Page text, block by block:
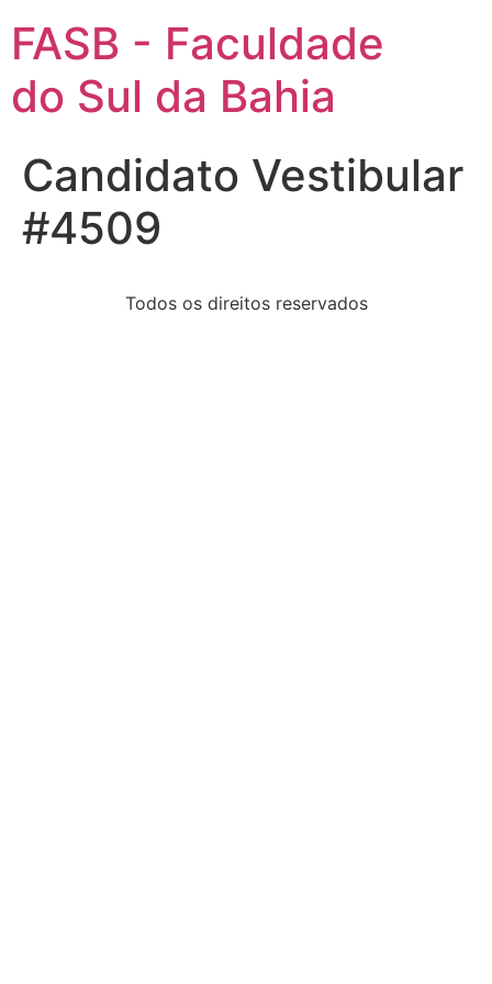
FASB - Faculdade
do Sul da Bahia
Candidato Vestibular
#4509
Todos os direitos reservados